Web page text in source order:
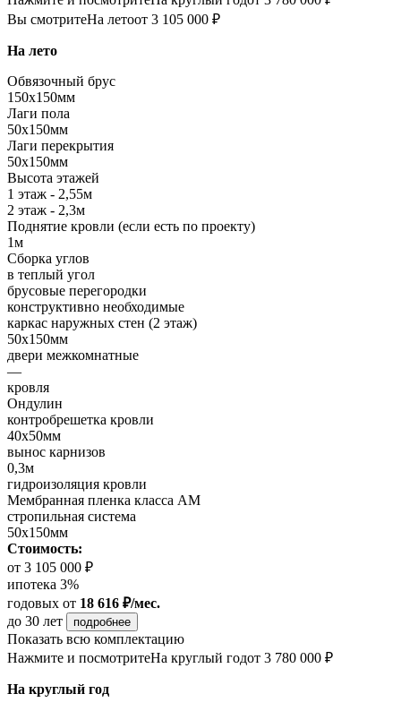
Вы смотритеНа летоот 3 105 000 ₽
На лето
Обвязочный брус
150х150мм
Лаги пола
50х150мм
Лаги перекрытия
50х150мм
Высота этажей
1 этаж - 2,55м
2 этаж - 2,3м
Поднятие кровли (если есть по проекту)
1м
Сборка углов
в теплый угол
брусовые перегородки
конструктивно необходимые
каркас наружных стен (2 этаж)
50х150мм
двери межкомнатные
—
кровля
Ондулин
контробрешетка кровли
40х50мм
вынос карнизов
0,3м
гидроизоляция кровли
Мембранная пленка класса АМ
стропильная система
50х150мм
Стоимость:
от 3 105 000 ₽
ипотека 3%
годовых от 18 616 ₽/мес.
до 30 лет
подробнее
Показать всю комплектацию
Нажмите и посмотритеНа круглый годот 3 780 000 ₽
На круглый год